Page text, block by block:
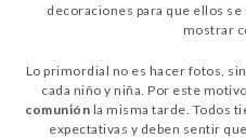
decoraciones para que ellos
mostrar
Lo primordial no es hacer fotos,
cada niño y niña. Por este
comunión la misma tarde. Todos
expectativas y deben sentir